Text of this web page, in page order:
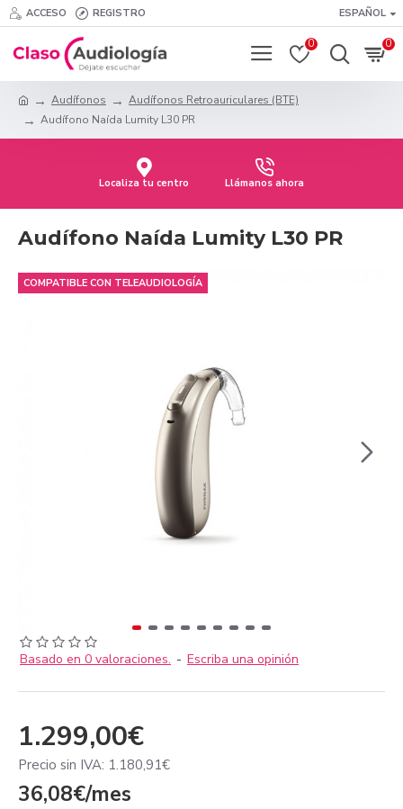
ACCESO REGISTRO ESPAÑOL
0 0
Audífonos
Audífonos Retroauriculares (BTE)
Audífono Naída Lumity L30 PR
Localiza tu centro Llámanos ahora
Audífono Naída Lumity L30 PR
COMPATIBLE CON TELEAUDIOLOGÍA
Basado en 0 valoraciones. - Escriba una opinión
1.299,00€
Precio sin IVA: 1.180,91€
36,08€/mes